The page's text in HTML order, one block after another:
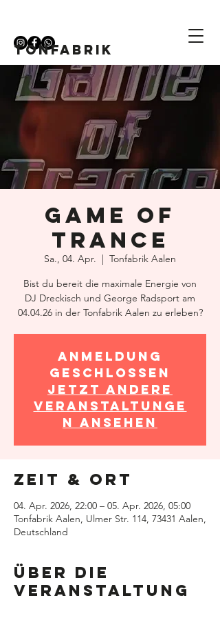
TONFABRIK
Game of
Trance
Sa., 04. Apr.
  |
Tonfabrik Aalen
Bist du bereit die maximale Energie von
DJ Dreckisch und George Radsport am
04.04.26 in der Tonfabrik Aalen zu erleben?
Anmeldung
geschlossen
Jetzt andere
Veranstaltunge
n ansehen
Zeit & Ort
04. Apr. 2026, 22:00 – 05. Apr. 2026, 05:00
Tonfabrik Aalen, Ulmer Str. 114, 73431 Aalen,
Deutschland
Über die
Veranstaltung